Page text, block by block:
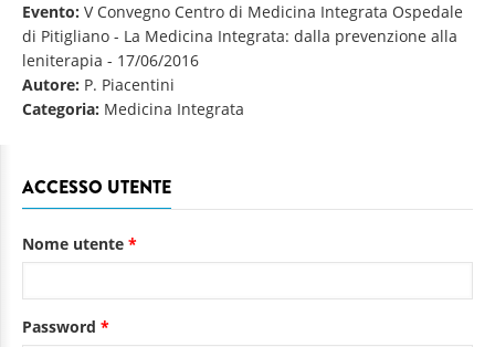
Evento: V Convegno Centro di Medicina Integrata Ospedale
di Pitigliano - La Medicina Integrata: dalla prevenzione alla
leniterapia - 17/06/2016
Autore: P. Piacentini
Categoria: Medicina Integrata
ACCESSO UTENTE
Nome utente *
Password *